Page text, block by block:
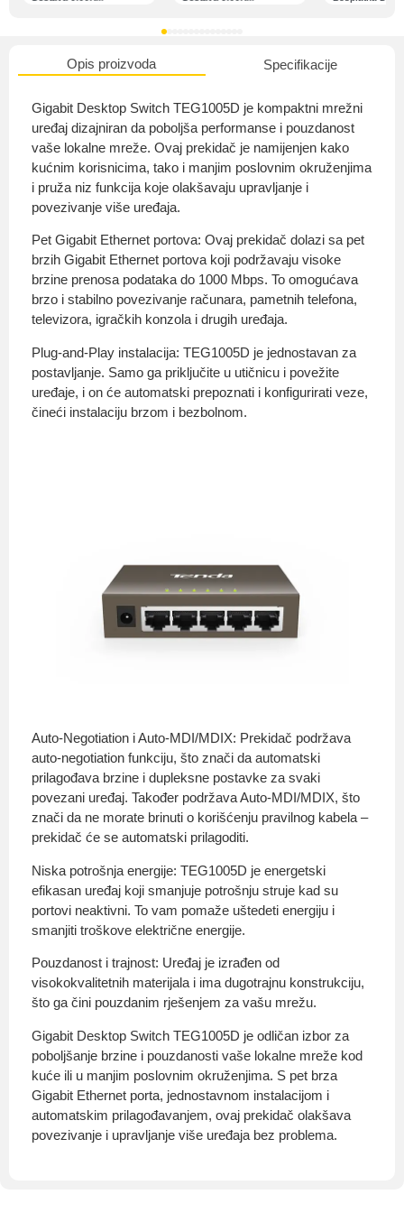
Opis proizvoda Specifikacije
Gigabit Desktop Switch TEG1005D je kompaktni mrežni
uređaj dizajniran da poboljša performanse i pouzdanost
vaše lokalne mreže. Ovaj prekidač je namijenjen kako
kućnim korisnicima, tako i manjim poslovnim okruženjima
i pruža niz funkcija koje olakšavaju upravljanje i
povezivanje više uređaja.
Pet Gigabit Ethernet portova: Ovaj prekidač dolazi sa pet
brzih Gigabit Ethernet portova koji podržavaju visoke
brzine prenosa podataka do 1000 Mbps. To omogućava
brzo i stabilno povezivanje računara, pametnih telefona,
televizora, igračkih konzola i drugih uređaja.
Plug-and-Play instalacija: TEG1005D je jednostavan za
postavljanje. Samo ga priključite u utičnicu i povežite
uređaje, i on će automatski prepoznati i konfigurirati veze,
čineći instalaciju brzom i bezbolnom.
Auto-Negotiation i Auto-MDI/MDIX: Prekidač podržava
auto-negotiation funkciju, što znači da automatski
prilagođava brzine i dupleksne postavke za svaki
povezani uređaj. Također podržava Auto-MDI/MDIX, što
znači da ne morate brinuti o korišćenju pravilnog kabela –
prekidač će se automatski prilagoditi.
Niska potrošnja energije: TEG1005D je energetski
efikasan uređaj koji smanjuje potrošnju struje kad su
portovi neaktivni. To vam pomaže uštedeti energiju i
smanjiti troškove električne energije.
Pouzdanost i trajnost: Uređaj je izrađen od
visokokvalitetnih materijala i ima dugotrajnu konstrukciju,
što ga čini pouzdanim rješenjem za vašu mrežu.
Gigabit Desktop Switch TEG1005D je odličan izbor za
poboljšanje brzine i pouzdanosti vaše lokalne mreže kod
kuće ili u manjim poslovnim okruženjima. S pet brza
Gigabit Ethernet porta, jednostavnom instalacijom i
automatskim prilagođavanjem, ovaj prekidač olakšava
povezivanje i upravljanje više uređaja bez problema.
O nama
Privatnost kupca
Uvjeti i odredbe